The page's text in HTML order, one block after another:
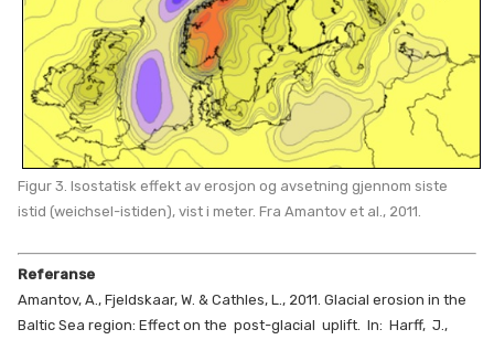
Figur 3. Isostatisk effekt av erosjon og avsetning gjennom siste
istid (weichsel-istiden), vist i meter. Fra Amantov et al., 2011.
Referanse
Amantov, A., Fjeldskaar, W. & Cathles, L., 2011. Glacial erosion in the
Baltic Sea region: Effect on the post-glacial uplift. In: Harff, J.,